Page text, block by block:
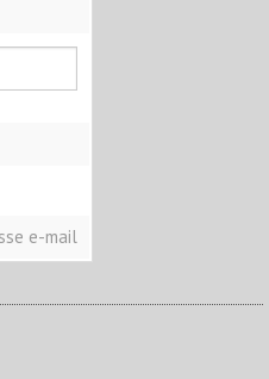
e-mail